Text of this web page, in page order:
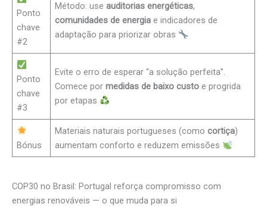
Ponto
chave
#2
Método: useauditorias energéticas,
comunidades de energia e indicadores de
adaptação para priorizar obras
Ponto
chave
#3
Evite o erro de esperar “a solução perfeita”.
Comece pormedidas de baixo custo e progrida
por etapas
Bónus
Materiais naturais portugueses (comocortiça)
aumentam conforto e reduzem emissões
COP30 no Brasil: Portugal reforça compromisso com
energias renováveis — o que muda para si